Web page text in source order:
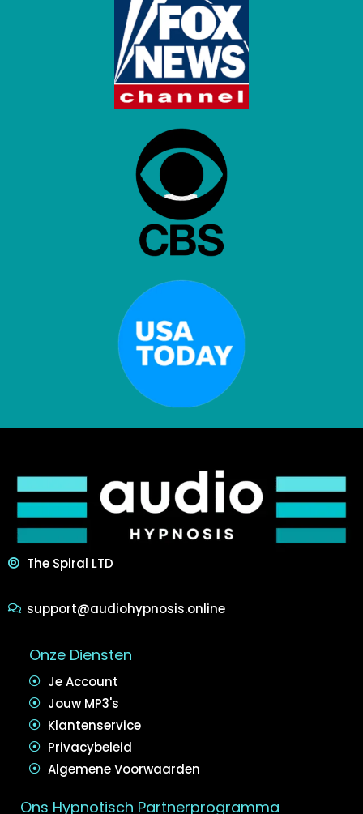
The Spiral LTD
support@audiohypnosis.online
Onze Diensten
Je Account
Jouw MP3's
Klantenservice
Privacybeleid
Algemene Voorwaarden
Ons Hypnotisch Partnerprogramma